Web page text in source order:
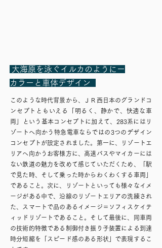
大海原を泳ぐイルカのようにー
カラーと車体デザイン
このような時代背景から、ＪＲ西日本のグランドコ
ンセプトともいえる「明るく、静かで、快適な車
両」という基本コンセプトに加えて、283系にはリ
ゾートへ向かう特急電車ならではの3つのデザイン
コンセプトが設定されました。第一に、リゾートエ
リアへ向かうお客様方に、高速バスやマイカーには
ない鉄道の魅力を改めて感じていただくため、「駅
で見た時、そして乗った時からわくわくする車両」
であること。次に、リゾートといっても様々なイメ
ージがある中で、沿線のリゾートエリアの洗練され
た、スマートで品のあるイメージ＝ソフィスケイテ
ィッドリゾートであること。そして最後に、同車両
の技術的特徴である制御付き振り子装置による到達
時分短縮を「スピード感のある形状」で表現するこ